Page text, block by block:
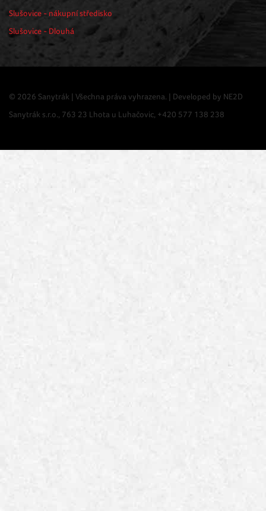
Slušovice - nákupní středisko
Slušovice - Dlouhá
© 2026 Sanytrák | Všechna práva vyhrazena. | Developed by NE2D
Sanytrák s.r.o., 763 23 Lhota u Luhačovic, +420 577 138 238